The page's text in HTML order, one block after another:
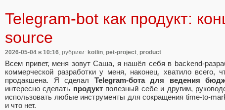
Telegram-bot как продукт:
source
2026-05-04 в 10:16, рубрики: kotlin, pet-project, product
Всем привет, меня зовут Саша, я нашёл себя в backend-
коммерческой разработки у меня, наконец, хватило всего,
продакшена. Я сделал Telegram-бота для ведения
интересно сделать продуктполезный себе и другим,
использовать любые инструменты для сокращения time-to-
и что нет.